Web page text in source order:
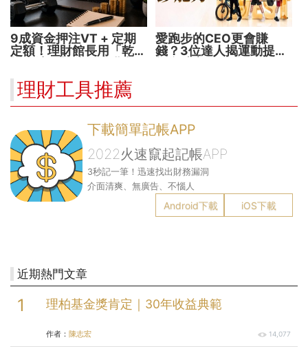
9成資金押注VT + 定期
定額！理財館長用「乾淨
愛跑步的CEO更會賺
錢？3位達人揭運動提升
理財工具推薦
下載簡單記帳APP
2022火速竄起記帳APP
3秒記一筆！迅速找出財務漏洞
介面清爽、無廣告、不惱人
Android下載 iOS下載
近期熱門文章
理柏基金獎肯定｜30年收益典範
作者： 陳志宏 14,077